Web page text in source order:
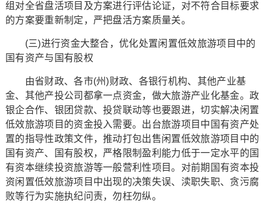
组对全省盘活项目及方案进行评估论证，对不符合目标要求
的方案要重新制定，严把盘活方案质量关。
(三)进行资金大整合，优化处置闲置低效旅游项目中的
国有资产与国有股权
由省财政、各市(州)财政、各银行机构、其他产业基
金、其他产投公司都拿一点资金，做大旅游产业化基金。政
银企合作、银团贷款、投贷联动等也要跟进，切实解决闲置
低效旅游项目的资金投入需要。出台旅游项目中国有资产处
置的指导性政策文件，推动打包出售闲置低效旅游项目中的
国有资产、国有股权，严格限制盈利能力低于一定水平的国
有资本继续投资旅游等一般营利性项目。对前期国有资本投
资闲置低效旅游项目中出现的决策失误、渎职失职、贪污腐
败等行为实施执纪问责，勿枉勿纵。